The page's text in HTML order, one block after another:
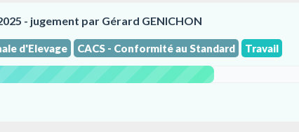
- jugement par Gérard GENICHON
d'Elevage CACS - Conformité au Standard Travail